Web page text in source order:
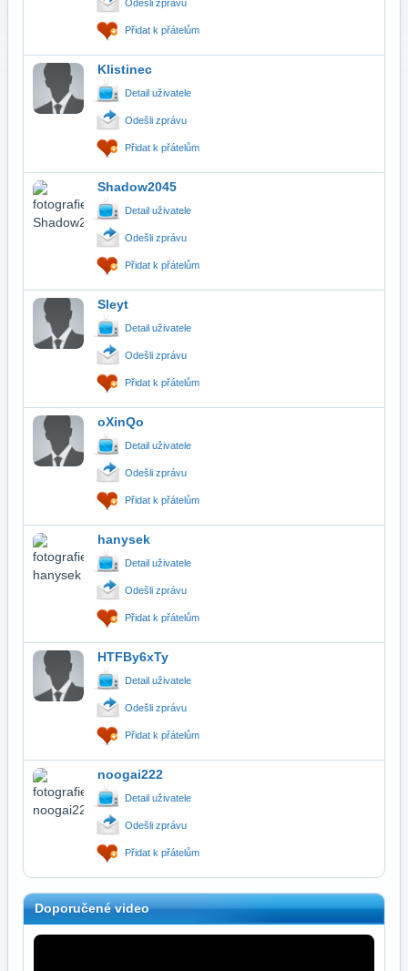
Odešli zprávu
Přidat k přátelům
Klistinec
Detail uživatele
Odešli zprávu
Přidat k přátelům
Shadow2045
Detail uživatele
Odešli zprávu
Přidat k přátelům
Sleyt
Detail uživatele
Odešli zprávu
Přidat k přátelům
oXinQo
Detail uživatele
Odešli zprávu
Přidat k přátelům
hanysek
Detail uživatele
Odešli zprávu
Přidat k přátelům
HTFBy6xTy
Detail uživatele
Odešli zprávu
Přidat k přátelům
noogai222
Detail uživatele
Odešli zprávu
Přidat k přátelům
Doporučené video